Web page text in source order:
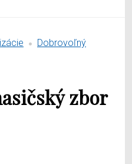
Dobrovoľný
zbor